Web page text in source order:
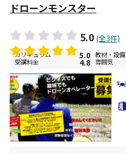
ドローンモンスター
5.0 (全3件)
カリキュラム 5.0 教材・設備
受講料金 4.8 雰囲気